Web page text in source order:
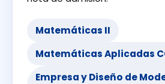
Matemáticas II
Matemáticas Aplicadas
Empresa y Diseño de